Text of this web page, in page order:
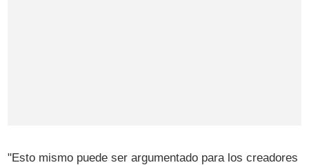
"Esto mismo puede ser argumentado para los creadores